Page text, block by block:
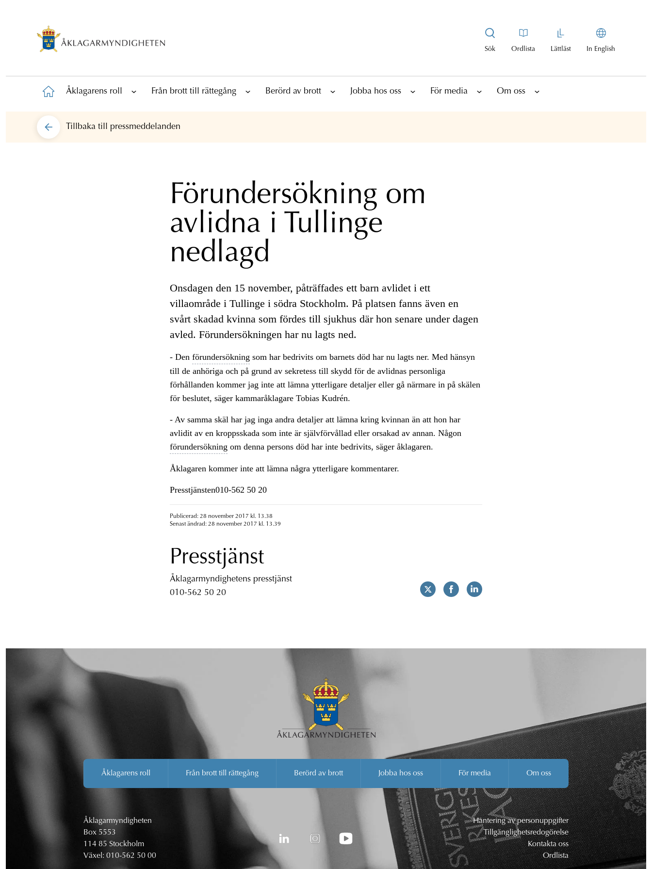
Sök Ordlista Lättläst In English
Åklagarens roll Från brott till rättegång Berörd av brott Jobba hos oss För media Om oss
Tillbaka till pressmeddelanden
Förundersökning om
avlidna i Tullinge
nedlagd
Onsdagen den 15 november, påträffades ett barn avlidet i ett
villaområde i Tullinge i södra Stockholm. På platsen fanns även en
svårt skadad kvinna som fördes till sjukhus där hon senare under dagen
avled. Förundersökningen har nu lagts ned.
- Den förundersökning som har bedrivits om barnets död har nu lagts ner. Med hänsyn
till de anhöriga och på grund av sekretess till skydd för de avlidnas personliga
förhållanden kommer jag inte att lämna ytterligare detaljer eller gå närmare in på skälen
för beslutet, säger kammaråklagare Tobias Kudrén.
- Av samma skäl har jag inga andra detaljer att lämna kring kvinnan än att hon har
avlidit av en kroppsskada som inte är självförvållad eller orsakad av annan. Någon
förundersökning om denna persons död har inte bedrivits, säger åklagaren.
Åklagaren kommer inte att lämna några ytterligare kommentarer.
Presstjänsten010-562 50 20
Publicerad: 28 november 2017 kl. 13.38
Senast ändrad: 28 november 2017 kl. 13.39
Presstjänst
Åklagarmyndighetens presstjänst
010-562 50 20
Åklagarens roll Från brott till rättegång Berörd av brott Jobba hos oss För media Om oss
Åklagarmyndigheten
Box 5553
114 85 Stockholm
Växel: 010-562 50 00
Hantering av personuppgifter
Tillgänglighetsredogörelse
Kontakta oss
Ordlista